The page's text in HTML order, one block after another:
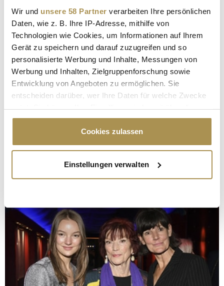
Wir und unsere 58 Partner verarbeiten Ihre persönlichen
Daten, wie z. B. Ihre IP-Adresse, mithilfe von
Technologien wie Cookies, um Informationen auf Ihrem
Gerät zu speichern und darauf zuzugreifen und so
personalisierte Werbung und Inhalte, Messungen von
Werbung und Inhalten, Zielgruppenforschung sowie
Entwicklung von Angeboten zu ermöglichen. Sie
entscheiden darüber, wer Ihre Daten für welche Zwecke
Cookie-Erklärung oder durch Klicken auf das Privacy
Trigger Symbol ändern oder widerrufen
Informationen über Ihre geografische Lage
erfassen, welche bis auf einige Meter genau sein
bestimmten Merkmalen (Fingerprinting) identifizieren
Erfahren Sie mehr darüber, wie Ihre persönlichen Daten
verarbeitet werden, und legen Sie Ihre Präferenzen im
Abschnitt Einzelheiten
fest.
Wir verwenden Cookies, um Inhalte und Anzeigen zu
Cookies zulassen
Einstellungen verwalten